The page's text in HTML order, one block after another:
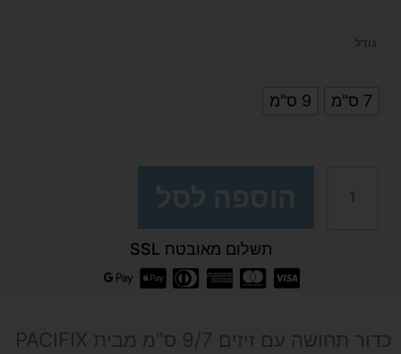
גודל
7 ס"מ 9 ס"מ
כמות
הוספה לסל
תשלום מאובטח SSL
כדור תחושה עם זיזים 9/7 ס"מ מבית PACIFIX